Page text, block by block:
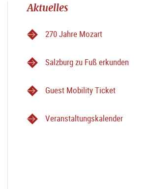
Aktuelles
270 Jahre Mozart
Salzburg zu Fuß erkunden
Guest Mobility Ticket
Veranstaltungskalender